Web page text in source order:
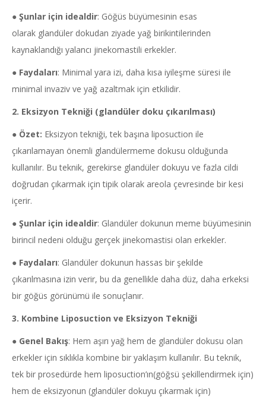
● Şunlar için idealdir: Göğüs büyümesinin esas
olarak glandüler dokudan ziyade yağ birikintilerinden
kaynaklandığı yalancı jinekomastili erkekler.
● Faydaları: Minimal yara izi, daha kısa iyileşme süresi ile
minimal invaziv ve yağ azaltmak için etkilidir.
2. Eksizyon Tekniği (glandüler doku çıkarılması)
● Özet: Eksizyon tekniği, tek başına liposuction ile
çıkarılamayan önemli glandülermeme dokusu olduğunda
kullanılır. Bu teknik, gerekirse glandüler dokuyu ve fazla cildi
doğrudan çıkarmak için tipik olarak areola çevresinde bir kesi
içerir.
● Şunlar için idealdir: Glandüler dokunun meme büyümesinin
birincil nedeni olduğu gerçek jinekomastisi olan erkekler.
● Faydaları: Glandüler dokunun hassas bir şekilde
çıkarılmasına izin verir, bu da genellikle daha düz, daha erkeksi
bir göğüs görünümü ile sonuçlanır.
3. Kombine Liposuction ve Eksizyon Tekniği
● Genel Bakış: Hem aşırı yağ hem de glandüler dokusu olan
erkekler için sıklıkla kombine bir yaklaşım kullanılır. Bu teknik,
tek bir prosedürde hem liposuction’ın(göğsü şekillendirmek için)
hem de eksizyonun (glandüler dokuyu çıkarmak için)